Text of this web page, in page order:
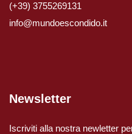
Viaggi in Colombia
(+39) 3755269131
info@mundoescondido.it
Newsletter
Iscriviti alla nostra newletter